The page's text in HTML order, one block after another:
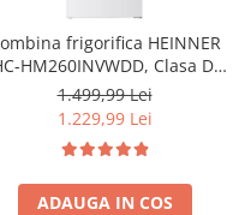
frigorifica HEINNER
HM260INVWDD, Clasa D,
260L, Dozator apa, Control
electronic cu termostat
ajustabil, Lumina LED, Usa
reversibila, H 180 cm, Alb
1.499,99 Lei
1.229,99 Lei
ADAUGA IN COS